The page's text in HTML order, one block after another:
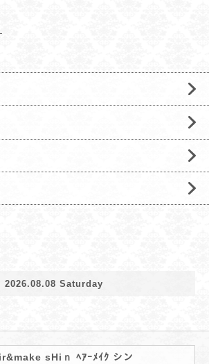
2026.08.08 Saturday
sHiｎ ﾍｱｰﾒｲｸ シン